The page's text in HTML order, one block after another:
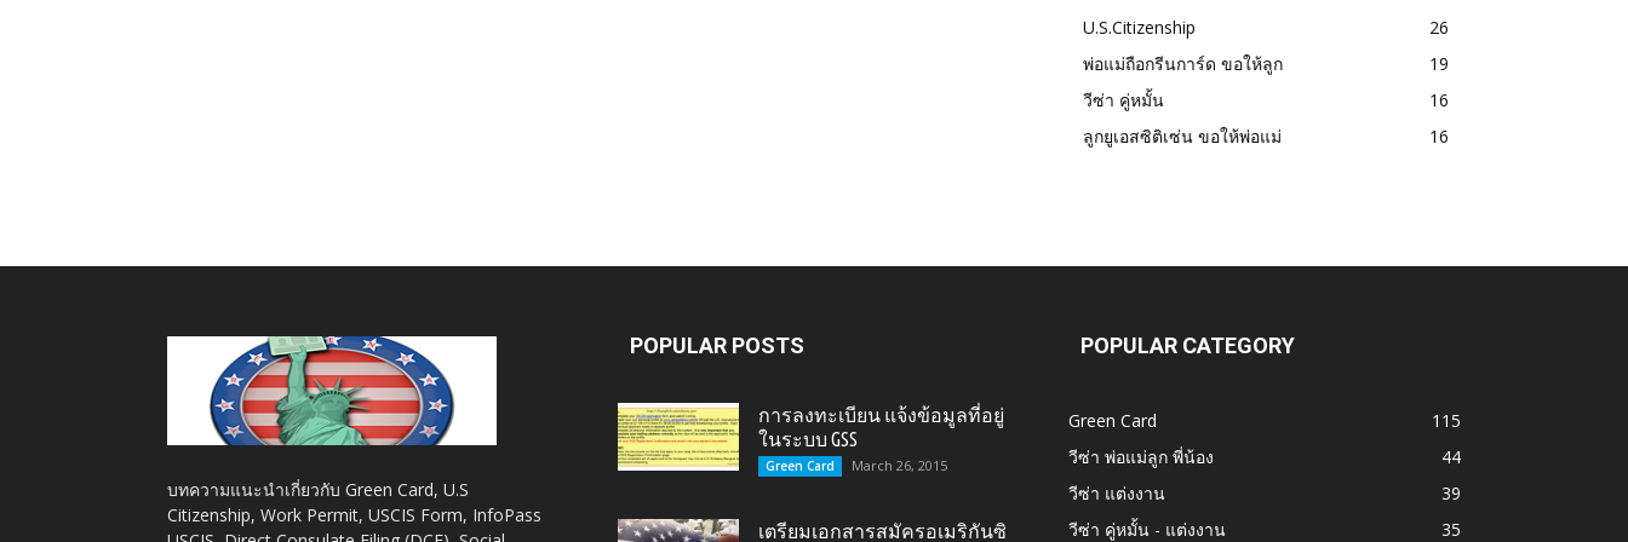
U.S.Citizenship
26
พ่อแม่ถือกรีนการ์ด ขอให้ลูก
19
วีซ่า คู่หมั้น
16
ลูกยูเอสซิติเซ่น ขอให้พ่อแม่
16
บทความแนะนำเกี่ยวกับ Green Card, U.S
Citizenship, Work Permit, USCIS Form, InfoPass
POPULAR POSTS
การลงทะเบียน แจ้งข้อมูลที่อยู่
ในระบบ GSS
Green Card March 26, 2015
เตรียมเอกสารสมัครอเมริกันซิ
POPULAR CATEGORY
Green Card
115
วีซ่า พ่อแม่ลูก พี่น้อง
44
วีซ่า แต่งงาน
39
วีซ่า คู่หมั้น - แต่งงาน
35